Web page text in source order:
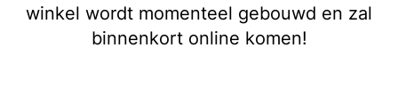
winkel wordt momenteel gebouwd en zal
binnenkort online komen!